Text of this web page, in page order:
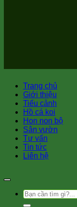
Trang chủ
Giới thiệu
Tiểu cảnh
Hồ cá koi
Hon non bộ
Sân vườn
Tư vấn
Tin tức
Liên hệ
Tìm